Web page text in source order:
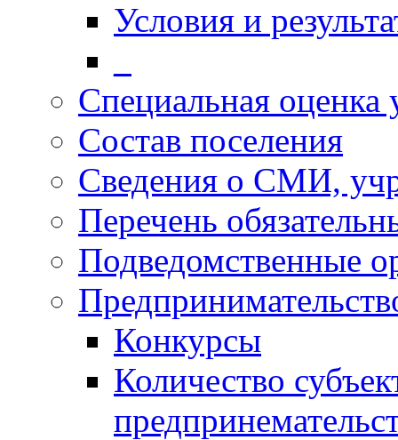
Условия и
Специальная оценка
Состав поселения
Сведения о СМИ,
Перечень
Подведомственные
Конкурсы
Количество